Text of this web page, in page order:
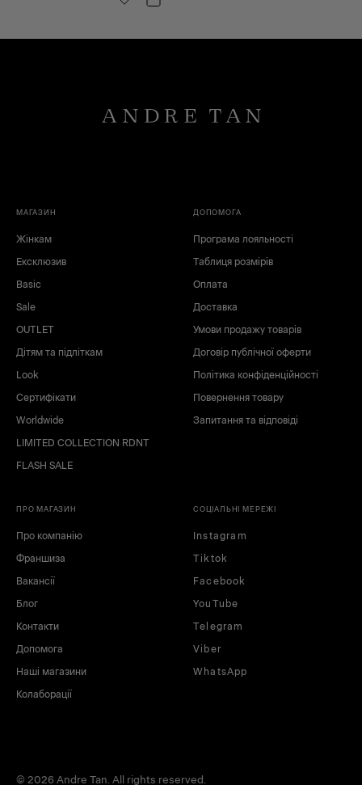
МАГАЗИН
Жінкам
Ексклюзив
Basic
Sale
OUTLET
Дітям та підліткам
Look
Сертифікати
Worldwide
LIMITED COLLECTION RDNT
FLASH SALE
ДОПОМОГА
Програма лояльності
Таблиця розмірів
Оплата
Доставка
Умови продажу товарів
Договір публічної оферти
Політика конфіденційності
Повернення товару
Запитання та відповіді
ПРО МАГАЗИН
Про компанію
Франшиза
Вакансії
Блог
Контакти
Допомога
Наші магазини
Колаборації
СОЦІАЛЬНІ МЕРЕЖІ
Instagram
Tiktok
Facebook
YouTube
Telegram
Viber
WhatsApp
© 2026 Andre Tan. All rights reserved.